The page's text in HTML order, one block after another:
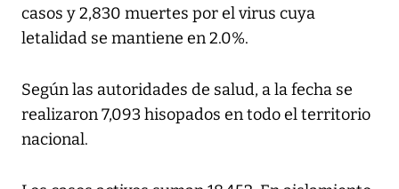
casos y 2,830 muertes por el virus cuya
letalidad se mantiene en 2.0%.
Según las autoridades de salud, a la fecha se
realizaron 7,093 hisopados en todo el territorio
nacional.